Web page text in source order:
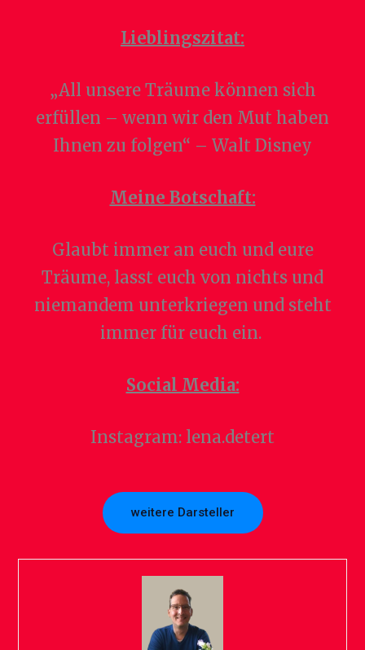
Lieblingszitat:
„All unsere Träume können sich
erfüllen – wenn wir den Mut haben
Ihnen zu folgen“ – Walt Disney
Meine Botschaft:
Glaubt immer an euch und eure
Träume, lasst euch von nichts und
niemandem unterkriegen und steht
immer für euch ein.
Social Media:
Instagram: lena.detert
weitere Darsteller